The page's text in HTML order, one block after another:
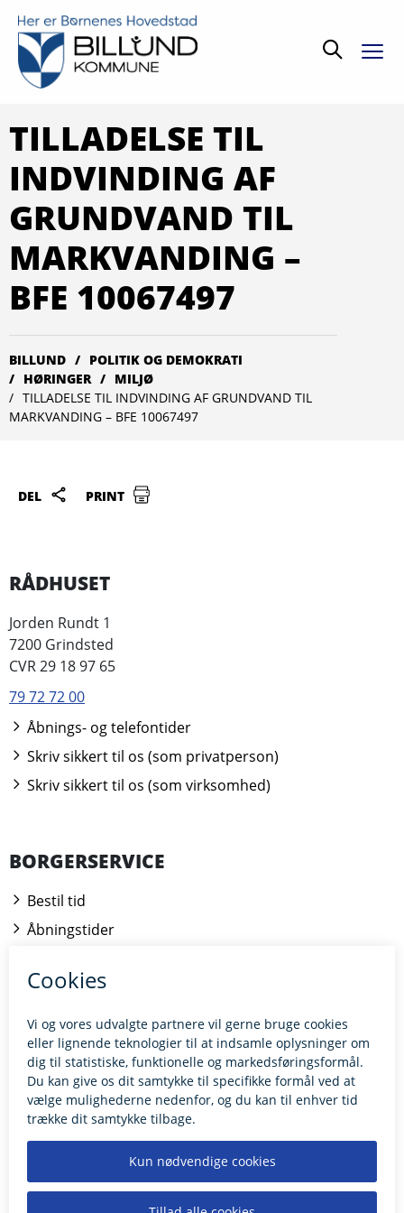
Søg
TILLADELSE TIL
INDVINDING AF
GRUNDVAND TIL
MARKVANDING –
BFE 10067497
BILLUND
POLITIK OG DEMOKRATI
HØRINGER
MILJØ
TILLADELSE TIL INDVINDING AF GRUNDVAND TIL
MARKVANDING – BFE 10067497
DEL PRINT
RÅDHUSET
Jorden Rundt 1
7200 Grindsted
CVR 29 18 97 65
79 72 72 00
Åbnings- og telefontider
Skriv sikkert til os (som privatperson)
Skriv sikkert til os (som virksomhed)
BORGERSERVICE
Bestil tid
Åbningstider
Kontakt borgerrådgiveren
BILLUND.DK
Tilgængelighedserklæring
Giv feedback til hjemmesiden